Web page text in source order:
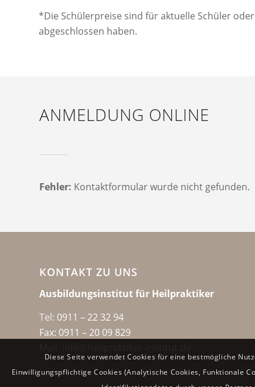
*Die Schülerpreise sind für aktuelle Schüler
abgeschlossen haben.
ANMELDUNG ONLINE
Fehler: Kontaktformular wurde nicht gefunden.
KONTAKT ZU UNS
Ausbildungsinstitut für Heilpraktiker
Tel: 0911 – 22 32 94
Fax: 0911 – 20 09 829
Diese Seite verwendet Cookies für eine bestmögliche
Einwilligungspflichtige Cookies (Analytische Cookies, Funktionale